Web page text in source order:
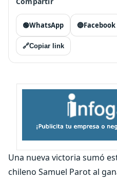
🟢WhatsApp 🔵Facebook
🔗Copiar link
Una nueva victoria sumó
chileno Samuel Parot al